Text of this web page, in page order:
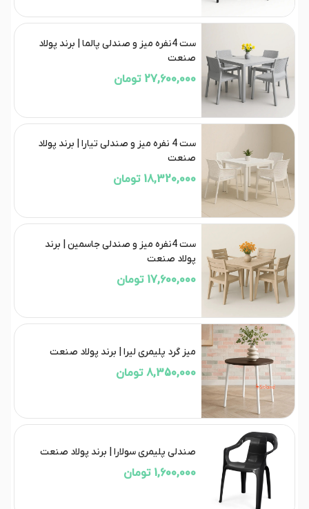
ست 4نفره میز و صندلی پالما | برند پولاد
صنعت
27,600,000 تومان
ست 4 نفره میز و صندلی تیارا | برند پولاد
صنعت
18,320,000 تومان
ست 4نفره میز و صندلی جاسمین | برند
پولاد صنعت
17,600,000 تومان
میز گرد پلیمری لیرا | برند پولاد صنعت
8,350,000 تومان
صندلی پلیمری سولارا | برند پولاد صنعت
1,600,000 تومان